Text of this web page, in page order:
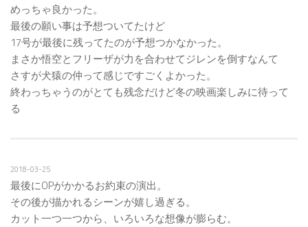
めっちゃ良かった。
最後の願い事は予想ついてたけど
17号が最後に残ってたのが予想つかなかった。
まさか悟空とフリーザが力を合わせてジレンを倒すなんて
さすが犬猿の仲って感じですごくよかった。
終わっちゃうのがとても残念だけど冬の映画楽しみに待って
る
2018-03-25
最後にOPがかかるお約束の演出。
その後が描かれるシーンが嬉し過ぎる。
カット一つ一つから、いろいろな想像が膨らむ。